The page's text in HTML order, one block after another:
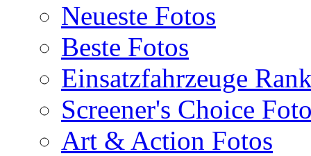
Neueste Fotos
Beste Fotos
Einsatzfahrzeuge
Screener's Choice
Art & Action Fotos